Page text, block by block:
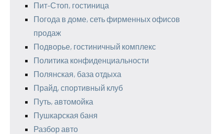
Пит-Стоп, гостиница
Погода в доме, сеть фирменных офисов
продаж
Подворье, гостиничный комплекс
Политика конфиденциальности
Полянская, база отдыха
Прайд, спортивный клуб
Путь, автомойка
Пушкарская баня
Разбор авто